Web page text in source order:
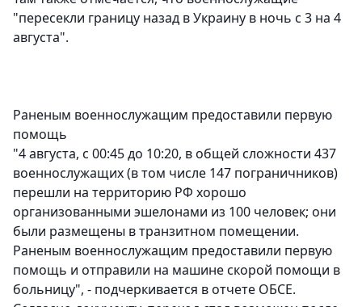
"пересекли границу назад в Украину в ночь с 3 на 4
августа".
Раненым военнослужащим предоставили первую
помощь
"4 августа, с 00:45 до 10:20, в общей сложности 437
военнослужащих (в том числе 147 пограничников)
перешли на территорию РФ хорошо
организованными эшелонами из 100 человек; они
были размещены в транзитном помещении.
Раненым военнослужащим предоставили первую
помощь и отправили на машине скорой помощи в
больницу", - подчеркивается в отчете ОБСЕ.